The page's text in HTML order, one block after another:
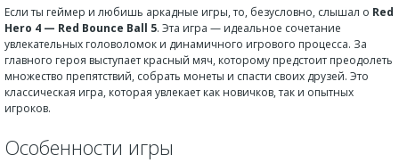
Если ты геймер и любишь аркадные игры, то, безусловно, слышал о Red
Hero 4 — Red Bounce Ball 5. Эта игра — идеальное сочетание
увлекательных головоломок и динамичного игрового процесса. За
главного героя выступает красный мяч, которому предстоит преодолеть
множество препятствий, собрать монеты и спасти своих друзей. Это
классическая игра, которая увлекает как новичков, так и опытных
игроков.
Особенности игры